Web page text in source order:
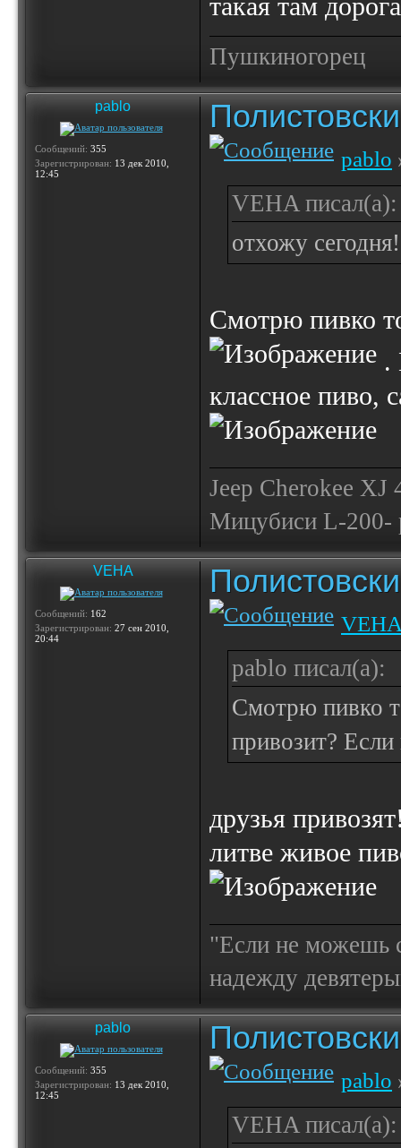
такая там
Пушкиногорец
pablo
Сообщений: 355
Зарегистрирован: 13 дек 2010,
12:45
pablo
VEHA писал(а):
отхожу сегодня!
Смотрю пивко
.
классное пиво,
Jeep Cherokee
Мицубиси L-200-
VEHA
Сообщений: 162
Зарегистрирован: 27 сен 2010,
20:44
VEHA
pablo писал(а):
Смотрю пивко
привозит? Если
друзья
литве живое
"Если не можешь
надежду
pablo
Сообщений: 355
Зарегистрирован: 13 дек 2010,
12:45
pablo
VEHA писал(а):